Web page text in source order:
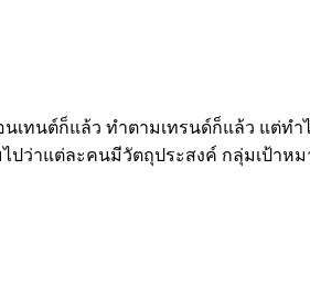
เทนต์ก็แล้ว ทำตามเทรนด์ก็แล้ว แต่ท
ว่าแต่ละคนมีวัตถุประสงค์ กลุ่มเป้าห